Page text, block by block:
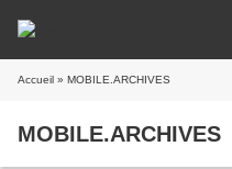
Accueil » MOBILE.ARCHIVES
MOBILE.ARCHIVES